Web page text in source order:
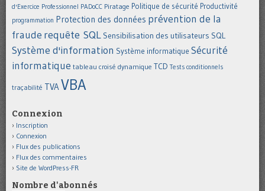
d'Exercice Professionnel PADoCC Piratage Politique de sécurité Productivité
programmation Protection des données prévention de la
fraude requête SQL Sensibilisation des utilisateurs SQL
Système d'information Système informatique Sécurité
informatique tableau croisé dynamique TCD Tests conditionnels
traçabilité TVAVBA
Connexion
Inscription
Connexion
Flux des publications
Flux des commentaires
Site de WordPress-FR
Nombre d'abonnés